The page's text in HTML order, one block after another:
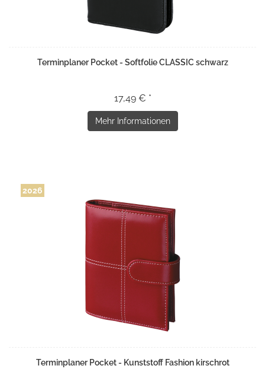
Terminplaner Pocket - Softfolie CLASSIC schwarz
17,49 € *
Mehr Informationen
2026
Terminplaner Pocket - Kunststoff Fashion kirschrot